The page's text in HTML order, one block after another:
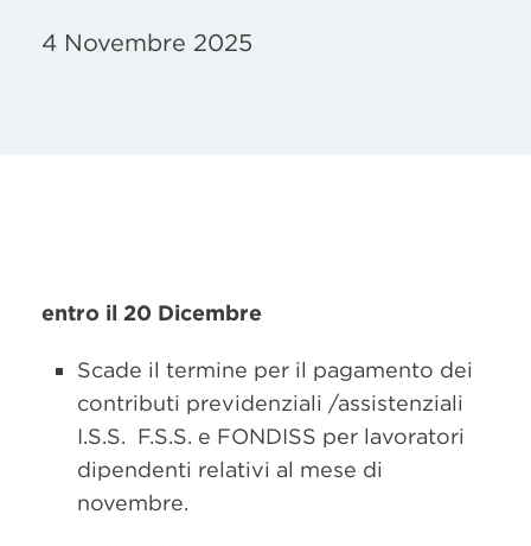
4 Novembre 2025
entro il 20 Dicembre
Scade il termine per il pagamento dei
contributi previdenziali /assistenziali
I.S.S. F.S.S. e FONDISS per lavoratori
dipendenti relativi al mese di
novembre.